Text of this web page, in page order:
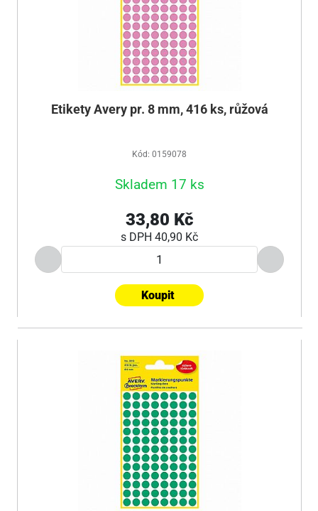
Etikety Avery pr. 8 mm, 416 ks, růžová
Kód: 0159078
Skladem 17 ks
33,80 Kč
s DPH 40,90 Kč
Koupit